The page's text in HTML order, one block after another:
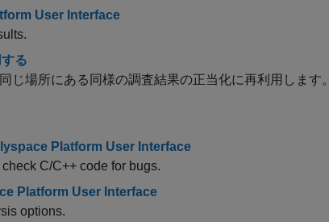
User Interface
る
じ場所にある同様の調査結果の正当化に再利用します。
Platform User Interface
C/C++ code for bugs.
Platform User Interface
options.